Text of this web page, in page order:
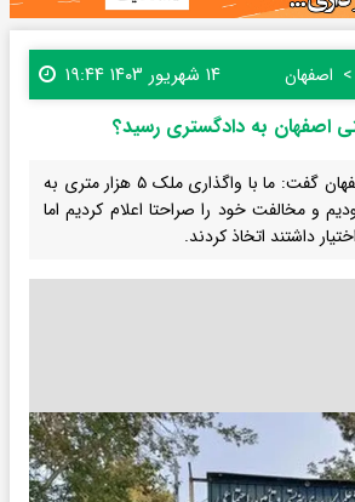
اصفهان ۱۴ شهریور ۱۴۰۳ ۱۹:۴۴
اصفهان به دادگستری رسید؟
مدیرکل بهزیستی‌ اصفهان گفت: ما با واگذاری ملک ۵ هزار متری به
و مخالفت خود را صراحتا اعلام کردیم اما
داشتند اتخاذ کردند.